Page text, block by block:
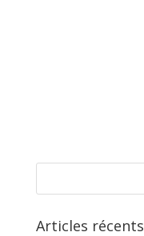
Articles récents